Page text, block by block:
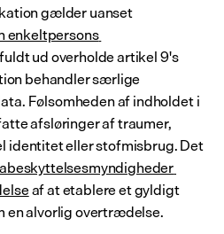
gælder uanset
enkeltpersons
ud overholde artikel 9's
behandler særlige
Følsomheden af indholdet i
afsløringer af traumer,
identitet eller stofmisbrug. Det
af at etablere et gyldigt
en alvorlig overtrædelse.